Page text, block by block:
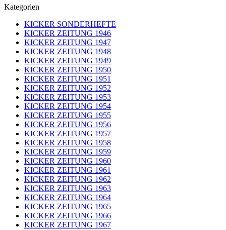
Kategorien
KICKER SONDERHEFTE
KICKER ZEITUNG 1946
KICKER ZEITUNG 1947
KICKER ZEITUNG 1948
KICKER ZEITUNG 1949
KICKER ZEITUNG 1950
KICKER ZEITUNG 1951
KICKER ZEITUNG 1952
KICKER ZEITUNG 1953
KICKER ZEITUNG 1954
KICKER ZEITUNG 1955
KICKER ZEITUNG 1956
KICKER ZEITUNG 1957
KICKER ZEITUNG 1958
KICKER ZEITUNG 1959
KICKER ZEITUNG 1960
KICKER ZEITUNG 1961
KICKER ZEITUNG 1962
KICKER ZEITUNG 1963
KICKER ZEITUNG 1964
KICKER ZEITUNG 1965
KICKER ZEITUNG 1966
KICKER ZEITUNG 1967